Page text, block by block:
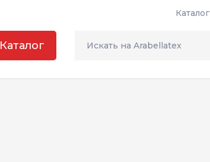
Каталог
Каталог